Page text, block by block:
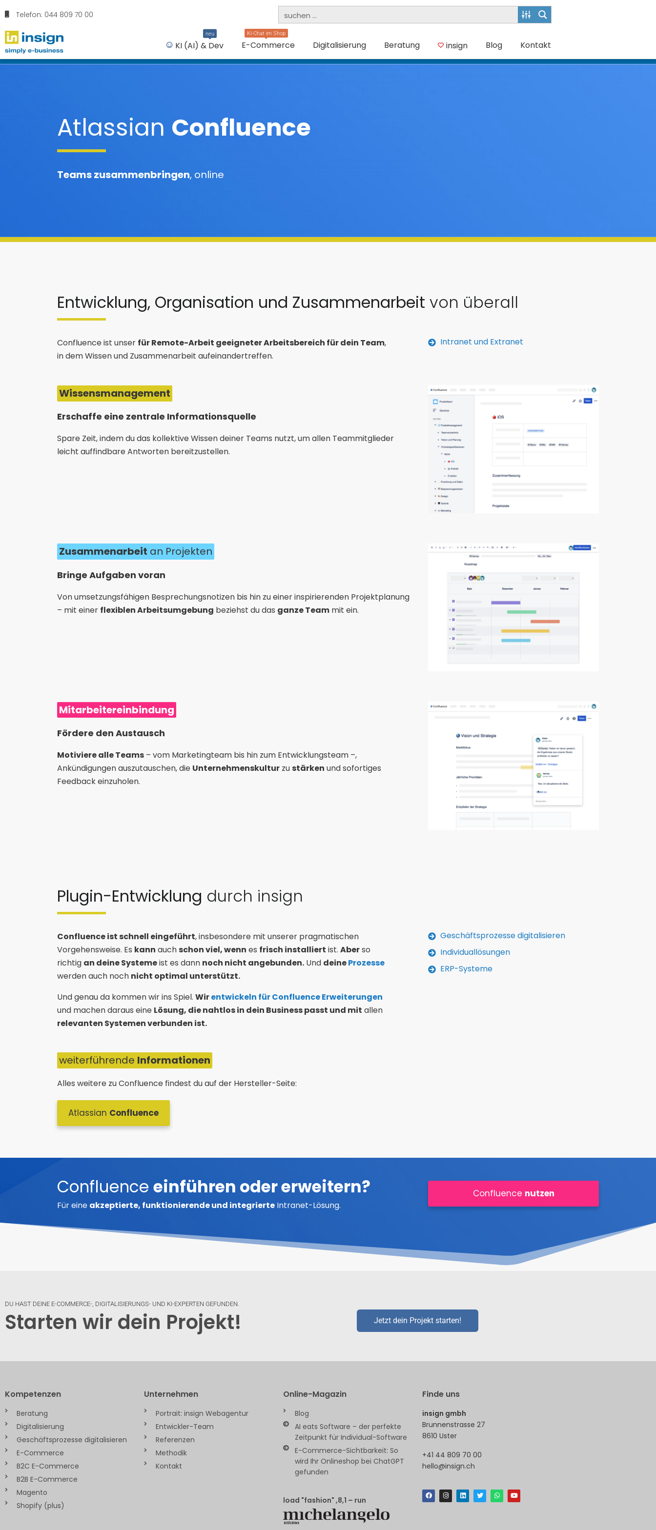
Telefon: 044 809 70 00
KI (AI) & Dev
neu
E-Commerce
KI-Chat im Shop
Digitalisierung Beratung insign Blog Kontakt
Atlassian Confluence
Teams zusammenbringen, online
Entwicklung, Organisation und Zusammenarbeit von überall
Confluence ist unser für Remote-Arbeit geeigneter Arbeitsbereich für dein Team,
in dem Wissen und Zusammenarbeit aufeinandertreffen.
Intranet und Extranet
Wissensmanagement
Erschaffe eine zentrale Informationsquelle
Spare Zeit, indem du das kollektive Wissen deiner Teams nutzt, um allen Teammitglieder
leicht auffindbare Antworten bereitzustellen.
Zusammenarbeit an Projekten
Bringe Aufgaben voran
Von umsetzungsfähigen Besprechungsnotizen bis hin zu einer inspirierenden Projektplanung
– mit einer flexiblen Arbeitsumgebung beziehst du das ganze Team mit ein.
Mitarbeitereinbindung
Fördere den Austausch
Motiviere alle Teams – vom Marketingteam bis hin zum Entwicklungsteam –,
Ankündigungen auszutauschen, die Unternehmenskultur zu stärken und sofortiges
Feedback einzuholen.
Plugin-Entwicklung durch insign
Confluence ist schnell eingeführt, insbesondere mit unserer pragmatischen
Vorgehensweise. Es kann auch schon viel, wenn es frisch installiert ist. Aberso
richtig an deine Systemeist es dann noch nicht angebunden. Und deineProzesse
werden auch noch nicht optimal unterstützt.
Und genau da kommen wir ins Spiel. Wirentwickeln für Confluence Erweiterungen
und machen daraus eine Lösung, die nahtlos in dein Business passt und mit allen
relevanten Systemen verbunden ist.
Geschäftsprozesse digitalisieren
Individuallösungen
ERP-Systeme
weiterführende Informationen
Alles weitere zu Confluence findest du auf der Hersteller-Seite:
Atlassian Confluence
Confluence einführen oder erweitern?
Für eine akzeptierte, funktionierende und integrierte Intranet-Lösung.
Confluence nutzen
DU HAST DEINE E-COMMERCE-, DIGITALISIERUNGS- UND KI-EXPERTEN GEFUNDEN.
Starten wir dein Projekt! Jetzt dein Projekt starten!
Kompetenzen
Beratung
Digitalisierung
Geschäftsprozesse digitalisieren
E-Commerce
B2C E-Commerce
B2B E-Commerce
Magento
Shopify (plus)
Unternehmen
Portrait: insign Webagentur
Entwickler-Team
Referenzen
Methodik
Kontakt
Online-Magazin
Blog
AI eats Software – der perfekte
Zeitpunkt für Individual-Software
E-Commerce-Sichtbarkeit: So
wird Ihr Onlineshop bei ChatGPT
gefunden
load "fashion" ,8,1 – run
Finde uns
insign gmbh
Brunnenstrasse 27
8610 Uster
+41 44 809 70 00
hello@insign.ch